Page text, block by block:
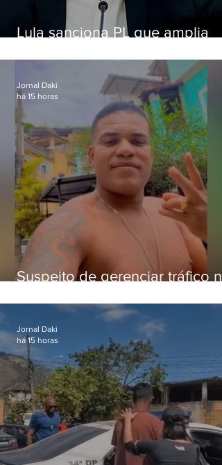
Lula sanciona PL que amplia
crianças
Suspeito de gerenciar tráfico na
foragido
Jornal Daki
há 15 horas
Jornal Daki
há 15 horas